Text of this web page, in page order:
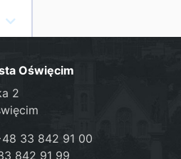
Oświęcim
2
33 842 91 00
842 91 99